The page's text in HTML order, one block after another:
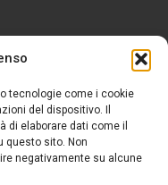
tecnologie come i cookie
del dispositivo. Il
di elaborare dati come il
questo sito. Non
negativamente su alcune
V S
1
2